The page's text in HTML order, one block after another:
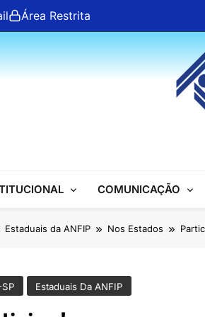
Área Restrita
Nacional
COMUNICAÇÃO
Estaduais da ANFIP Nos Estados
Estaduais Da ANFIP